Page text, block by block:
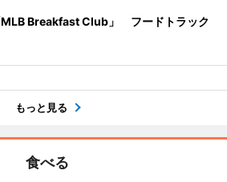
MLB Breakfast Club」 フードトラック
もっと見る
食べる